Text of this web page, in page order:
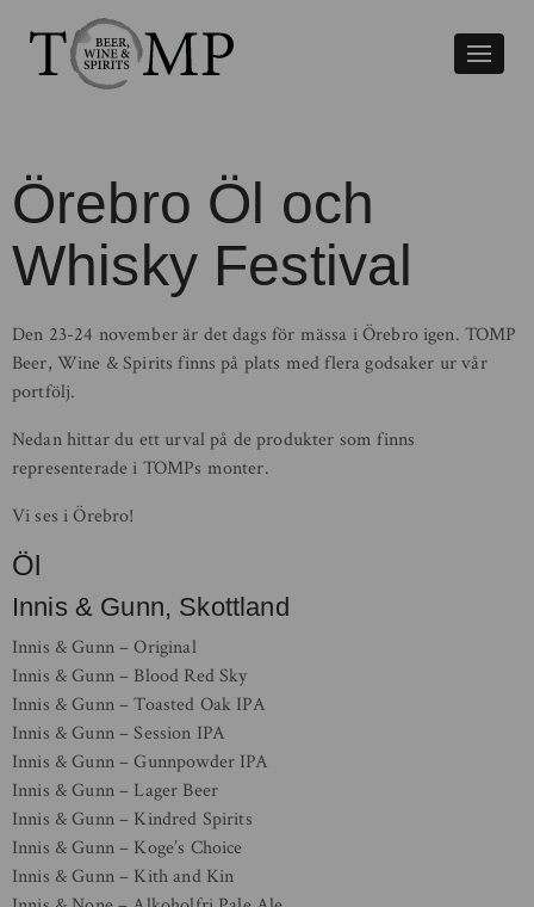
Växla
Örebro Öl och
Whisky Festival
Den 23-24 november är det dags för mässa i Örebro igen. TOMP
Beer, Wine & Spirits finns på plats med flera godsaker ur vår
portfölj.
Nedan hittar du ett urval på de produkter som finns
representerade i TOMPs monter.
Vi ses i Örebro!
Öl
Innis & Gunn, Skottland
Innis & Gunn – Original
Innis & Gunn – Blood Red Sky
Innis & Gunn – Toasted Oak IPA
Innis & Gunn – Session IPA
Innis & Gunn – Gunnpowder IPA
Innis & Gunn – Lager Beer
Innis & Gunn – Kindred Spirits
Innis & Gunn – Koge’s Choice
Innis & Gunn – Kith and Kin